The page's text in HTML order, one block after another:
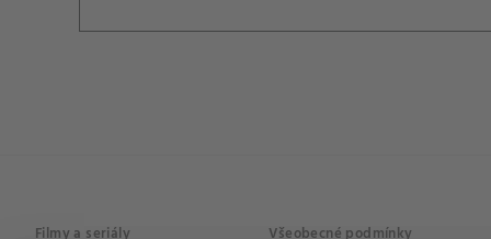
Filmy a seriály Všeobecné podmínky